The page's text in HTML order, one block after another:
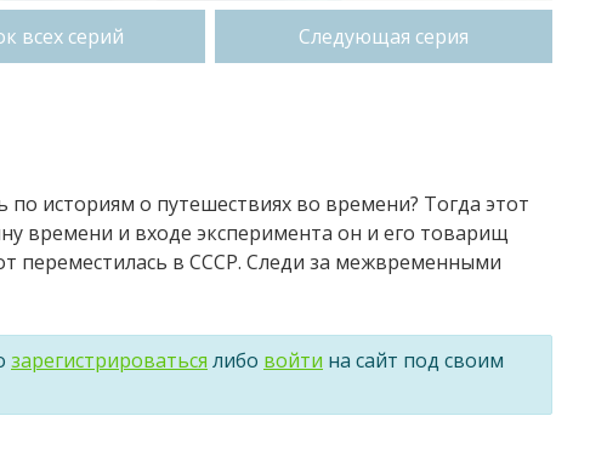
всех серий Следующая серия
по историям о путешествиях во времени? Тогда этот
времени и входе эксперимента он и его товарищ
переместилась в СССР. Следи за межвременными
зарегистрироваться либо войти на сайт под своим